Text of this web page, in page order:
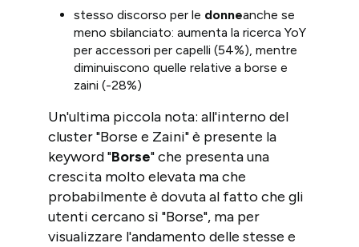
stesso discorso per le donneanche se
meno sbilanciato: aumenta la ricerca YoY
per accessori per capelli (54%), mentre
diminuiscono quelle relative a borse e
zaini (-28%)
Un'ultima piccola nota: all'interno del
cluster "Borse e Zaini" è presente la
keyword "Borse" che presenta una
crescita molto elevata ma che
probabilmente è dovuta al fatto che gli
utenti cercano sì "Borse", ma per
visualizzare l'andamento delle stesse e